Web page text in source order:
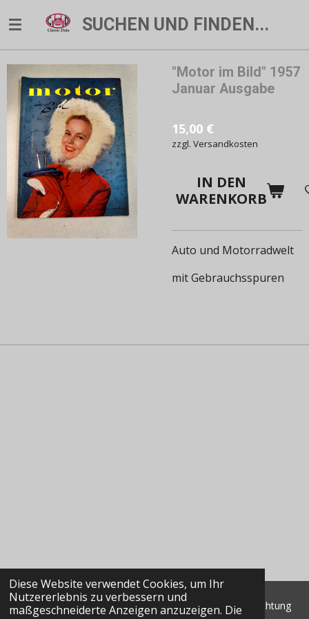
Diese Website verwendet Cookies, um Ihr
Nutzererlebnis zu verbessern und
maßgeschneiderte Anzeigen anzuzeigen. Die
Hauptinhalt
springen
SUCHEN UND FINDEN...
"Motor im Bild" 1957
Januar Ausgabe
15,00 €
zzgl. Versandkosten
IN DEN
WARENKORB
Auto und Motorradwelt
mit Gebrauchsspuren
© 2022 - 2026 Classic Data GmbH & Co. KG Marktbeobachtung